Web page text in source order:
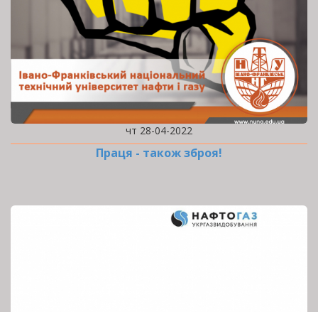
чт 28-04-2022
Праця - також зброя!